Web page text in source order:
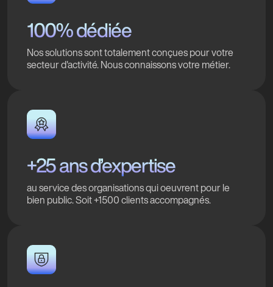
100% dédiée
Nos solutions sont totalement conçues pour votre
secteur d'activité. Nous connaissons votre métier.
+25 ans d’expertise
au service des organisations qui oeuvrent pour le
bien public. Soit +1500 clients accompagnés.